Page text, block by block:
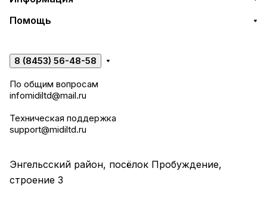
Помощь
8 (8453) 56-48-58
По общим вопросам
infomidiltd@mail.ru
Техническая поддержка
support@midiltd.ru
Энгельсский район, посёлок Пробуждение,
строение 3